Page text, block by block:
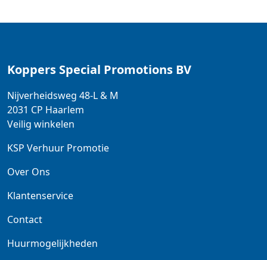
Koppers Special Promotions BV
Nijverheidsweg 48-L & M
2031 CP Haarlem
Veilig winkelen
KSP Verhuur Promotie
Over Ons
Klantenservice
Contact
Huurmogelijkheden